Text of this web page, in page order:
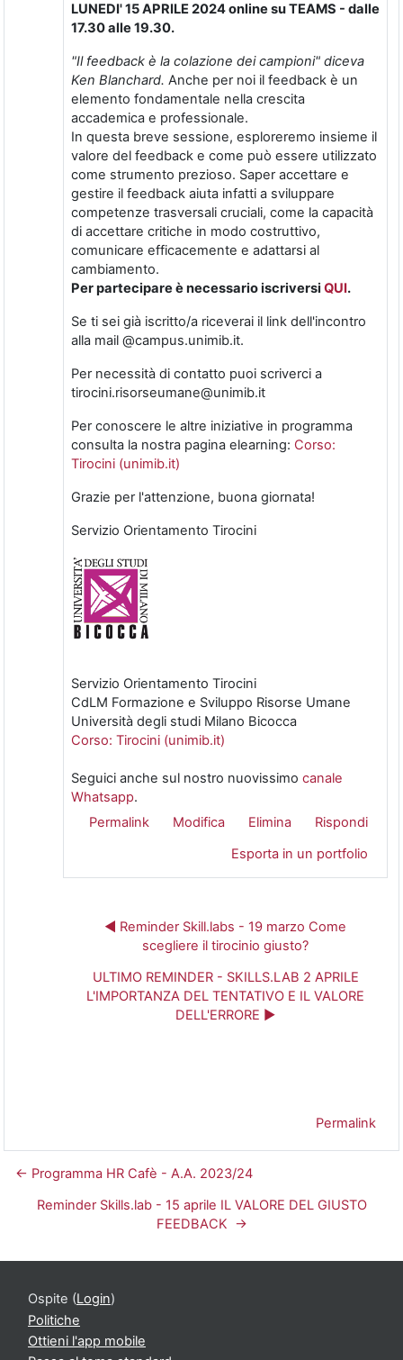
LUNEDI' 15 APRILE 2024 online su TEAMS - dalle
17.30 alle 19.30.
"Il feedback è la colazione dei campioni" diceva
Ken Blanchard. Anche per noi il feedback è un
elemento fondamentale nella crescita
accademica e professionale.
In questa breve sessione, esploreremo insieme il
valore del feedback e come può essere utilizzato
come strumento prezioso. Saper accettare e
gestire il feedback aiuta infatti a sviluppare
competenze trasversali cruciali, come la capacità
di accettare critiche in modo costruttivo,
comunicare efficacemente e adattarsi al
cambiamento.
Per partecipare è necessario iscriversi QUI.
Se ti sei già iscritto/a riceverai il link dell'incontro
alla mail @campus.unimib.it.
Per necessità di contatto puoi scriverci a
tirocini.risorseumane@unimib.it
Per conoscere le altre iniziative in programma
consulta la nostra pagina elearning: Corso:
Tirocini (unimib.it)
Grazie per l'attenzione, buona giornata!
Servizio Orientamento Tirocini
Servizio Orientamento Tirocini
CdLM Formazione e Sviluppo Risorse Umane
Università degli studi Milano Bicocca
Corso: Tirocini (unimib.it)
Seguici anche sul nostro nuovissimo canale
Whatsapp.
Permalink
Modifica Elimina
Rispondi
Esporta in un portfolio
◄ Reminder Skill.labs - 19 marzo Come
scegliere il tirocinio giusto?
ULTIMO REMINDER - SKILLS.LAB 2 APRILE
L'IMPORTANZA DEL TENTATIVO E IL VALORE
DELL'ERRORE ►
Permalink
← Programma HR Cafè - A.A. 2023/24
Reminder Skills.lab - 15 aprile IL VALORE DEL GIUSTO
FEEDBACK →
Ospite (Login)
Politiche
Ottieni l'app mobile